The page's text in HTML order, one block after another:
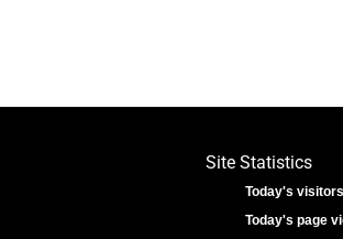
Site Statistics
Today's
Today's page